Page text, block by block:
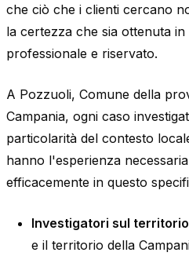
che ciò che i clienti cercano
la certezza che sia ottenuta in
professionale e riservato.
A Pozzuoli, Comune della
Campania, ogni caso
particolarità del contesto
hanno l'esperienza
efficacemente in questo
Investigatori sul territorio
e il territorio della